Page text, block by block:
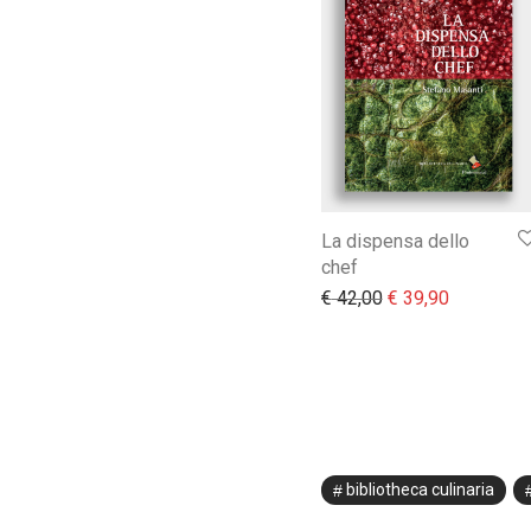
La dispensa dello
chef
€42,00 Il prezzo
€ 39,90Il prezzo
bibliotheca culinaria